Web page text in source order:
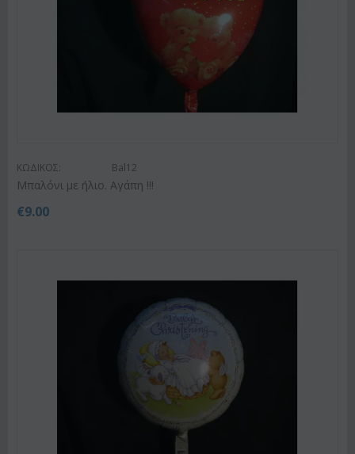
ΚΩΔΙΚΟΣ: Bal12
Μπαλόνι με ήλιο. Αγάπη !!!
€9.00